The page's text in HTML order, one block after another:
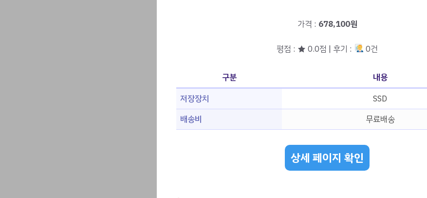
가격 : 678,100원
평점 : ★ 0.0점 | 후기 : 0건
구분
내용
저장장치
SSD
배송비
무료배송
상세 페이지 확인